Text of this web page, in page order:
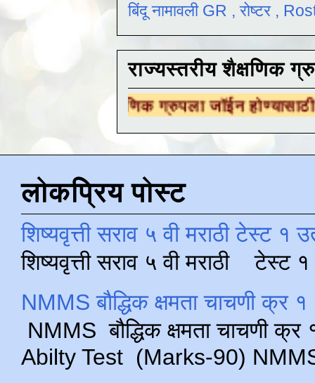
बिंदू नामावली GR , रोष्टर ,
राज्यस्तरीय शैक्षणिक
शैक्षणिक ग्रुपला जॉईन होण्यासाठीयेथे क्लिक
लोकप्रिय पोस्ट
शिष्यवृत्ती सराव ५ वी मराठी टेस्ट १
शिष्यवृत्ती सराव ५ वी मराठी टेस्ट
NMMS बौद्धिक क्षमता चाचणी क्र
NMMS बौद्धिक क्षमता चाचणी
Abilty Test (Marks-90) NMMS